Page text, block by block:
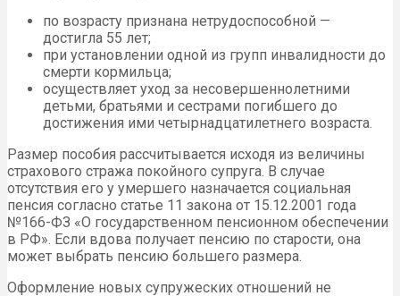
по возрасту признана нетрудоспособной —
достигла 55 лет;
при установлении одной из групп инвалидности до
смерти кормильца;
осуществляет уход за несовершеннолетними
детьми, братьями и сестрами погибшего до
достижения ими четырнадцатилетнего возраста.
Размер пособия рассчитывается исходя из величины
страхового стража покойного супруга. В случае
отсутствия его у умершего назначается социальная
пенсия согласно статье 11 закона от 15.12.2001 года
№166-ФЗ «О государственном пенсионном обеспечении
в РФ». Если вдова получает пенсию по старости, она
может выбрать пенсию большего размера.
Оформление новых супружеских отношений не